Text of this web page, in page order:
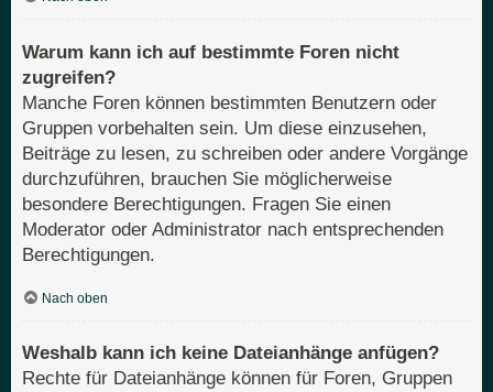
Warum kann ich auf bestimmte Foren nicht
zugreifen?
Manche Foren können bestimmten Benutzern oder
Gruppen vorbehalten sein. Um diese einzusehen,
Beiträge zu lesen, zu schreiben oder andere Vorgänge
durchzuführen, brauchen Sie möglicherweise
besondere Berechtigungen. Fragen Sie einen
Moderator oder Administrator nach entsprechenden
Berechtigungen.
Nach oben
Weshalb kann ich keine Dateianhänge anfügen?
Rechte für Dateianhänge können für Foren, Gruppen